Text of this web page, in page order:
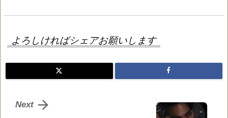
よろしければシェアお願いします

Next